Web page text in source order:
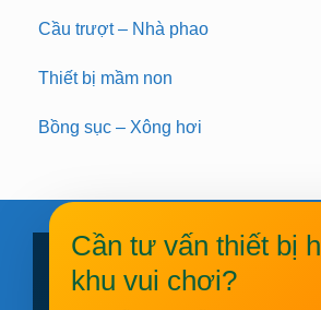
Cầu trượt – Nhà phao
Thiết bị mầm non
Bồng sục – Xông hơi
Cần tư vấn thiết bị
khu vui chơi?